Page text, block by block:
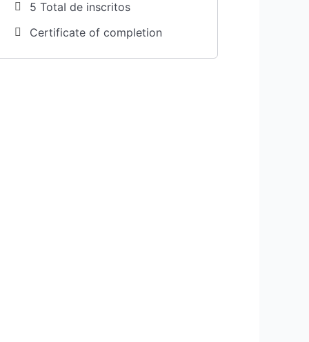
5 TotaI de inscritos
Certificate of completion